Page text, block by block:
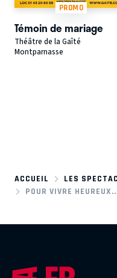
PROMO
Témoin de mariage
Théâtre de la Gaîté
Montparnasse
ACCUEIL
LES
POUR VIVRE